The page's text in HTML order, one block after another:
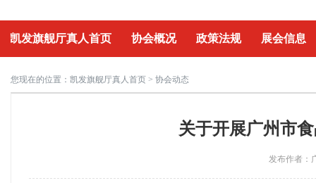
凯发旗舰厅真人首页 协会概况 政策法规 展会信息
重要活动
您现在的位置： 凯发旗舰厅真人首页 > 协会动态
关于开展广州市
发布作者